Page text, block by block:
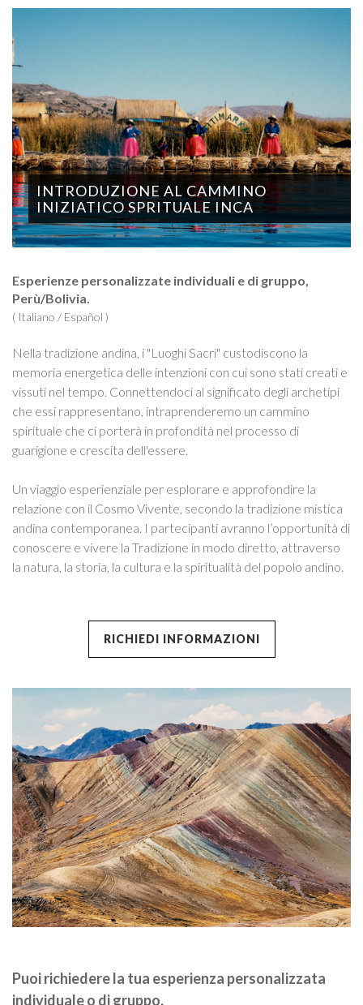
INTRODUZIONE AL CAMMINO
INIZIATICO SPRITUALE INCA
Esperienze personalizzate individuali e di gruppo,
Perù/Bolivia.
( Italiano / Español )
Nella tradizione andina, i "Luoghi Sacri" custodiscono la
memoria energetica delle intenzioni con cui sono stati creati e
vissuti nel tempo. Connettendoci al significato degli archetipi
che essi rappresentano, intraprenderemo un cammino
spirituale che ci porterà in profondità nel processo di
guarigione e crescita dell'essere.
Un viaggio esperienziale per esplorare e approfondire la
relazione con il Cosmo Vivente, secondo la tradizione mistica
andina contemporanea. I partecipanti avranno l’opportunità di
conoscere e vivere la Tradizione in modo diretto, attraverso
la natura, la storia, la cultura e la spiritualità del popolo andino.
RICHIEDI INFORMAZIONI
Puoi richiedere la tua esperienza personalizzata
individuale o di gruppo.
CONTATTATO